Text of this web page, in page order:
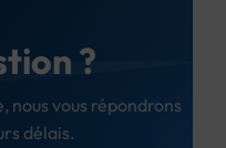
?
nous vous répondrons
délais.